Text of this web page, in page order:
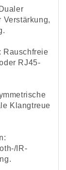
Verstärkung,
Rauschfreie
RJ45-
Klangtreue
IR-